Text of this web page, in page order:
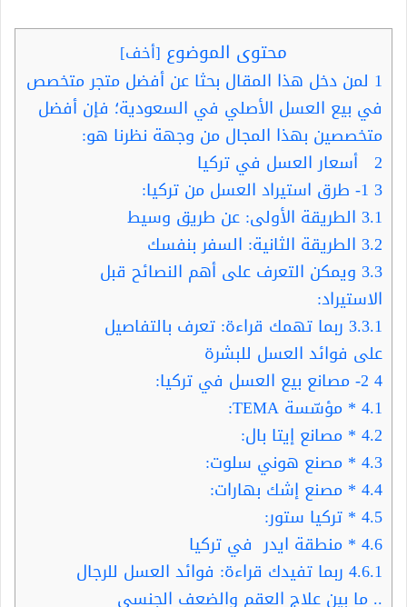
محتوى الموضوع [أخف]
1 لمن دخل هذا المقال بحثا عن أفضل متجر متخصص
في بيع العسل الأصلي في السعودية؛ فإن أفضل
متخصصين بهذا المجال من وجهة نظرنا هو:
2 أسعار العسل في تركيا
3
3.1 الطريقة الأولى: عن طريق وسيط
3.2 الطريقة الثانية: السفر بنفسك
3.3 ويمكن التعرف على أهم النصائح قبل
الاستيراد:
3.3.1 ربما تهمك قراءة: تعرف بالتفاصيل
على فوائد العسل للبشرة
4
4.1 * مؤسّسة TEMA:
4.2 * مصانع إيتا بال:
4.3 * مصنع هوني سلوت:
4.4 * مصنع إشك بهارات:
4.5 * تركيا ستور:
4.6 * منطقة ايدر في تركيا
4.6.1 ربما تفيدك قراءة: فوائد العسل للرجال
.. ما بين علاج العقم والضعف الجنسي